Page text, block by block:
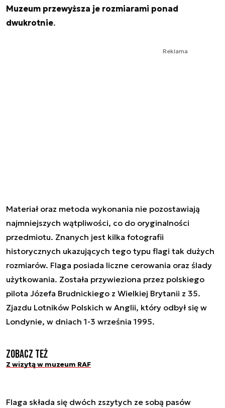
Muzeum przewyższa je rozmiarami ponad
dwukrotnie.
Reklama
Materiał oraz metoda wykonania nie pozostawiają
najmniejszych wątpliwości, co do oryginalności
przedmiotu. Znanych jest kilka fotografii
historycznych ukazujących tego typu flagi tak dużych
rozmiarów. Flaga posiada liczne cerowania oraz ślady
użytkowania. Została przywieziona przez polskiego
pilota Józefa Brudnickiego z Wielkiej Brytanii z 35.
Zjazdu Lotników Polskich w Anglii, który odbył się w
Londynie, w dniach 1-3 września 1995.
Zobacz też
Z wizytą w muzeum RAF
Flaga składa się dwóch zszytych ze sobą pasów